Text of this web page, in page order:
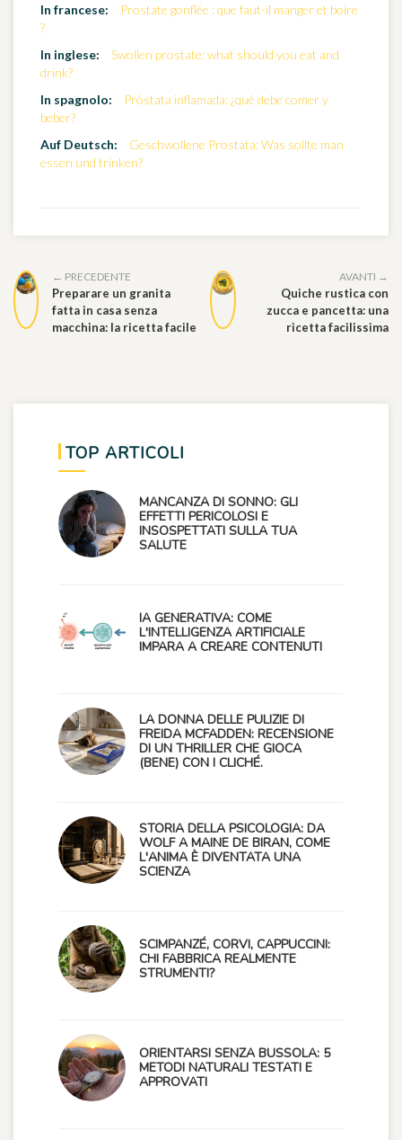
In francese:
Prostate gonflée : que faut-il manger et boire
?
In inglese:
Swollen prostate: what should you eat and
drink?
In spagnolo:
Próstata inflamada: ¿qué debe comer y
beber?
Auf Deutsch:
Geschwollene Prostata: Was sollte man
essen und trinken?
← PRECEDENTE
Preparare un granita
fatta in casa senza
macchina: la ricetta facile
AVANTI →
Quiche rustica con
zucca e pancetta: una
ricetta facilissima
TOP ARTICOLI
MANCANZA DI SONNO: GLI
EFFETTI PERICOLOSI E
INSOSPETTATI SULLA TUA
SALUTE
IA GENERATIVA: COME
L'INTELLIGENZA ARTIFICIALE
IMPARA A CREARE CONTENUTI
LA DONNA DELLE PULIZIE DI
FREIDA MCFADDEN: RECENSIONE
DI UN THRILLER CHE GIOCA
(BENE) CON I CLICHÉ.
STORIA DELLA PSICOLOGIA: DA
WOLF A MAINE DE BIRAN, COME
L'ANIMA È DIVENTATA UNA
SCIENZA
SCIMPANZÉ, CORVI, CAPPUCCINI:
CHI FABBRICA REALMENTE
STRUMENTI?
ORIENTARSI SENZA BUSSOLA: 5
METODI NATURALI TESTATI E
APPROVATI